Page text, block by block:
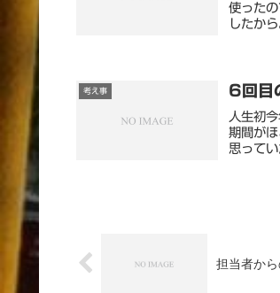
使った
したか
考え事 6回目
人生初
期間が
思って
担当者か